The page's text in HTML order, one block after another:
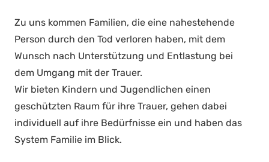
Zu uns kommen Familien, die eine nahestehende
Person durch den Tod verloren haben, mit dem
Wunsch nach Unterstützung und Entlastung bei
dem Umgang mit der Trauer.
Wir bieten Kindern und Jugendlichen einen
geschützten Raum für ihre Trauer, gehen dabei
individuell auf ihre Bedürfnisse ein und haben das
System Familie im Blick.